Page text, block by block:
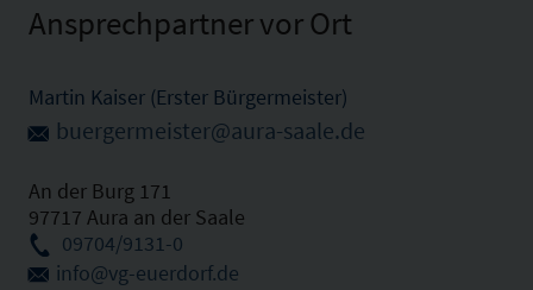
Ansprechpartner vor Ort
Martin Kaiser (Erster Bürgermeister)
buergermeister@aura-saale.de
An der Burg 171
97717 Aura an der Saale
09704/9131-0
info@vg-euerdorf.de